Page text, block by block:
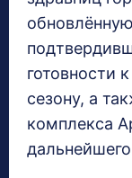
готовности
сезону, а
комплекса